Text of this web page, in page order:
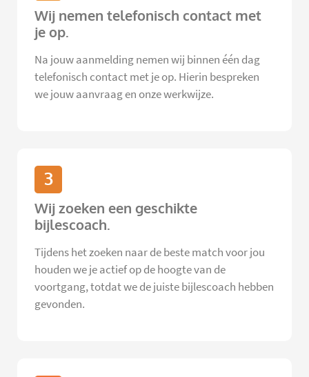
Wij nemen telefonisch contact met
je op.
Na jouw aanmelding nemen wij binnen één dag
telefonisch contact met je op. Hierin bespreken
we jouw aanvraag en onze werkwijze.
3
Wij zoeken een geschikte
bijlescoach.
Tijdens het zoeken naar de beste match voor jou
houden we je actief op de hoogte van de
voortgang, totdat we de juiste bijlescoach hebben
gevonden.